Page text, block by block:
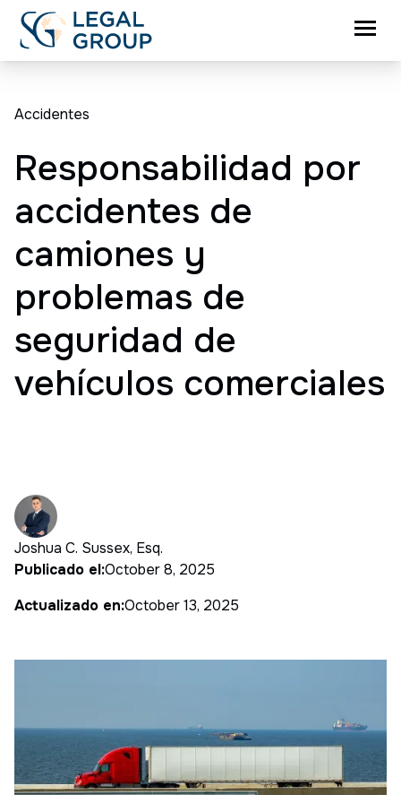
Accidentes
Responsabilidad por
accidentes de
camiones y
problemas de
seguridad de
vehículos comerciales
Joshua C. Sussex, Esq.
Publicado el:October 8, 2025
Actualizado en:October 13, 2025